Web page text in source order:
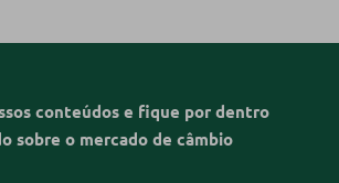
conteúdos e fique por dentro
sobre o mercado de câmbio